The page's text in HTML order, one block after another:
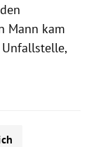
Mann kam